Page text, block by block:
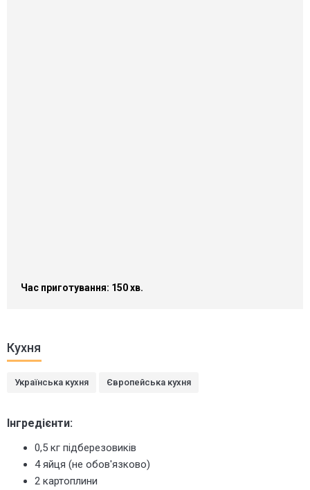
Час приготування: 150 хв.
Кухня
Українська кухня Європейська кухня
Інгредієнти:
0,5 кг підберезовиків
4 яйця (не обов'язково)
2 картоплини